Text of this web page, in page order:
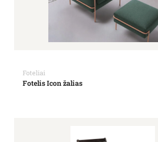
Foteliai
Fotelis Icon žalias